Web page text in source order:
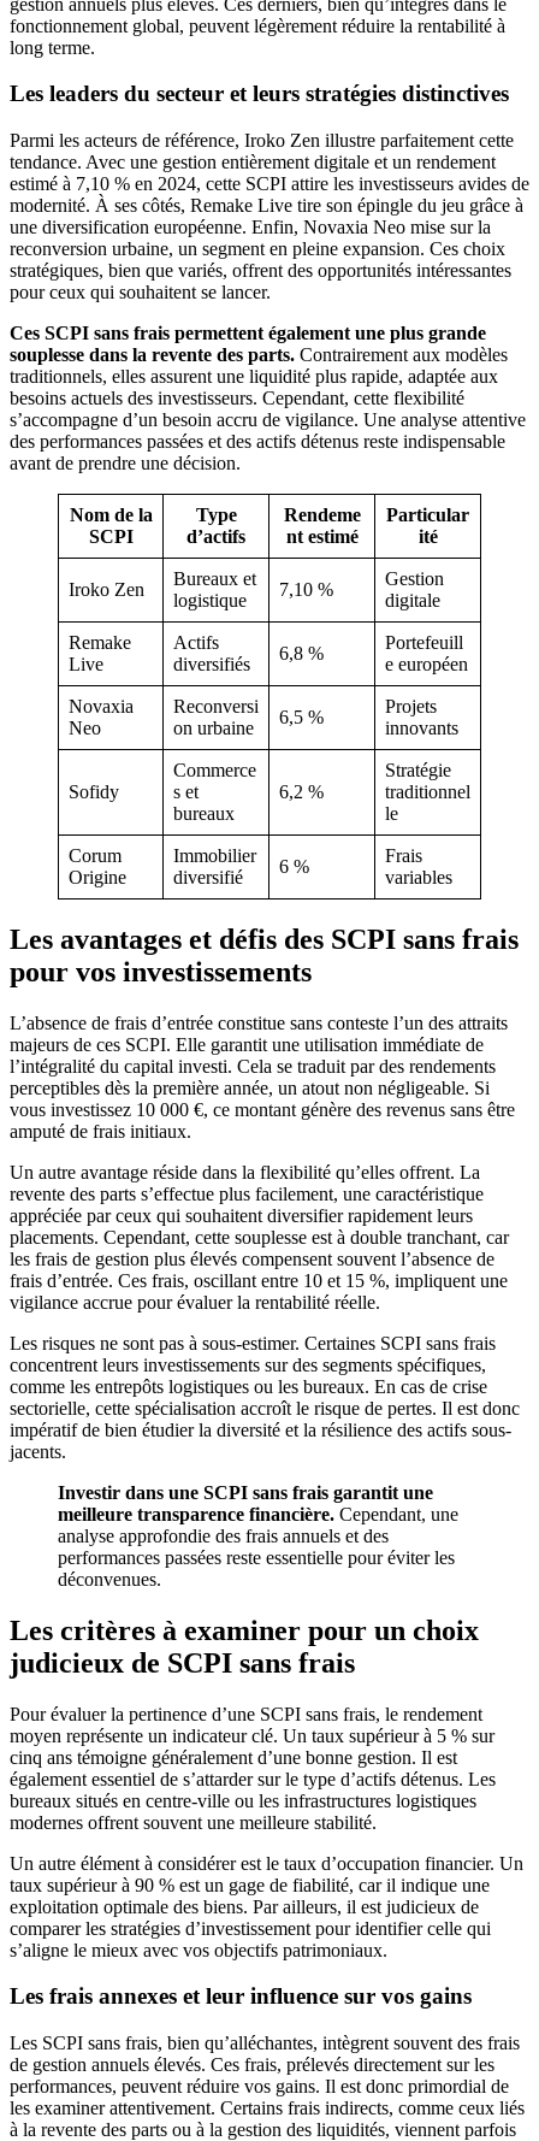
fonctionnement global, peuvent légèrement réduire la rentabilité à
long terme.
Les leaders du secteur et leurs stratégies distinctives
Parmi les acteurs de référence, Iroko Zen illustre parfaitement cette
tendance. Avec une gestion entièrement digitale et un rendement
estimé à 7,10 % en 2024, cette SCPI attire les investisseurs avides de
modernité. À ses côtés, Remake Live tire son épingle du jeu grâce à
une diversification européenne. Enfin, Novaxia Neo mise sur la
reconversion urbaine, un segment en pleine expansion. Ces choix
stratégiques, bien que variés, offrent des opportunités intéressantes
pour ceux qui souhaitent se lancer.
Ces SCPI sans frais permettent également une plus grande
souplesse dans la revente des parts. Contrairement aux modèles
traditionnels, elles assurent une liquidité plus rapide, adaptée aux
besoins actuels des investisseurs. Cependant, cette flexibilité
s’accompagne d’un besoin accru de vigilance. Une analyse attentive
des performances passées et des actifs détenus reste indispensable
avant de prendre une décision.
Nom de la
SCPI
Type
d’actifs
Rendeme
nt estimé
Particular
ité
Iroko Zen
Bureaux et
logistique
7,10 %
Gestion
digitale
Remake
Live
Actifs
diversifiés
6,8 %
Portefeuill
e européen
Novaxia
Neo
Reconversi
on urbaine
6,5 %
Projets
innovants
Sofidy
Commerce
s et
bureaux
6,2 %
Stratégie
traditionnel
le
Corum
Origine
Immobilier
diversifié
6 %
Frais
variables
Les avantages et défis des SCPI sans frais
pour vos investissements
L’absence de frais d’entrée constitue sans conteste l’un des attraits
majeurs de ces SCPI. Elle garantit une utilisation immédiate de
l’intégralité du capital investi. Cela se traduit par des rendements
perceptibles dès la première année, un atout non négligeable. Si
vous investissez 10 000 €, ce montant génère des revenus sans être
amputé de frais initiaux.
Un autre avantage réside dans la flexibilité qu’elles offrent. La
revente des parts s’effectue plus facilement, une caractéristique
appréciée par ceux qui souhaitent diversifier rapidement leurs
placements. Cependant, cette souplesse est à double tranchant, car
les frais de gestion plus élevés compensent souvent l’absence de
frais d’entrée. Ces frais, oscillant entre 10 et 15 %, impliquent une
vigilance accrue pour évaluer la rentabilité réelle.
Les risques ne sont pas à sous-estimer. Certaines SCPI sans frais
concentrent leurs investissements sur des segments spécifiques,
comme les entrepôts logistiques ou les bureaux. En cas de crise
sectorielle, cette spécialisation accroît le risque de pertes. Il est donc
impératif de bien étudier la diversité et la résilience des actifs sous-
jacents.
Investir dans une SCPI sans frais garantit une
meilleure transparence financière. Cependant, une
analyse approfondie des frais annuels et des
performances passées reste essentielle pour éviter les
déconvenues.
Les critères à examiner pour un choix
judicieux de SCPI sans frais
Pour évaluer la pertinence d’une SCPI sans frais, le rendement
moyen représente un indicateur clé. Un taux supérieur à 5 % sur
cinq ans témoigne généralement d’une bonne gestion. Il est
également essentiel de s’attarder sur le type d’actifs détenus. Les
bureaux situés en centre-ville ou les infrastructures logistiques
modernes offrent souvent une meilleure stabilité.
Un autre élément à considérer est le taux d’occupation financier. Un
taux supérieur à 90 % est un gage de fiabilité, car il indique une
exploitation optimale des biens. Par ailleurs, il est judicieux de
comparer les stratégies d’investissement pour identifier celle qui
s’aligne le mieux avec vos objectifs patrimoniaux.
Les frais annexes et leur influence sur vos gains
Les SCPI sans frais, bien qu’alléchantes, intègrent souvent des frais
de gestion annuels élevés. Ces frais, prélevés directement sur les
performances, peuvent réduire vos gains. Il est donc primordial de
les examiner attentivement. Certains frais indirects, comme ceux liés
à la revente des parts ou à la gestion des liquidités, viennent parfois